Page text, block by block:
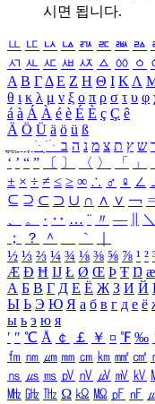
시면 됩니다.
ㅥ ㅦ ㅧ ㅨ ㅩ ㅪ ㅫ ㅬ
ㅺ ㅻ ㅼ ㅽ ㅾ ㅿ ㆀ ㆁ
Α Β ΓΔ Ε Ζ Η Θ Ι ΚΛ
θ ι κ λ μ ν ξ ο π ρ σ τ υ φ
á à Á À é è É È ç Ç ê
Ä Ö Ü ä ö ü ß
ִֶֹ ֻּ ׁׂ ש ץ ת צ מ נ ה ב
‘ ’ “ ” 〔 〕 〈 〉 「 」
± × ÷ ≠ ≤ ≥ ∞ ∴ ♂ ♀ ∠
⊆ ⊇ ⊂ ⊃ ∪ ∩ ∧ ∨ ￢
、
。 · ‥ … ¨ 〃 ― ＼
；
？ ＾ ｀
½ ⅓ ⅔ ¼ ¾ ⅛ ⅜ ⅝ ⅞ ¹ ²
Æ Ð Ħ Ĳ Ł Ø Œ Þ Ŧ Ŋ æ
А Б В Г Д Е Ё Ж З И Й
Ы Ь Э Ю Я а б в г д е ё
ы ь э ю я
′ ″ ℃ Å ￠ ￡ ￥ ¤ ℉ ‰
㎙ ㎚ ㎛ ㎜ ㎝ ㎞ ㎟ ㎠
㎱ ㎲ ㎳ ㎴ ㎵ ㎶ ㎷ ㎸
㎒ ㎓ ㎔ Ω ㏀ ㏁ ㎊ ㎋